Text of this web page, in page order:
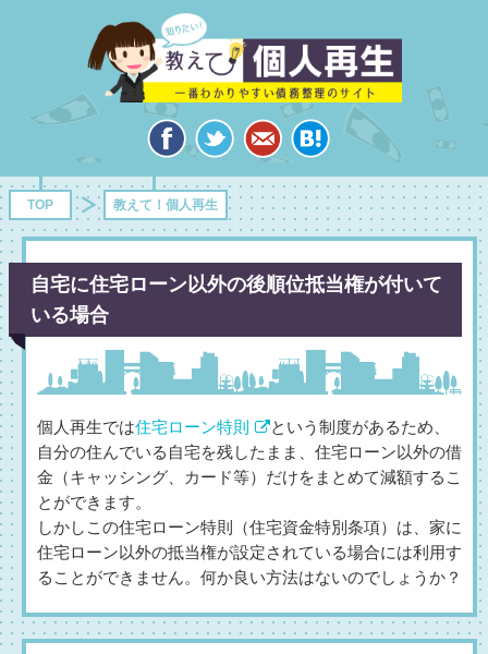
TOP 教えて！個人再生
自宅に住宅ローン以外の後順位抵当権が付いて
いる場合
個人再生では住宅ローン特則
という制度があるため、
自分の住んでいる自宅を残したまま、住宅ローン以外の借
金（キャッシング、カード等）だけをまとめて減額するこ
とができます。
しかしこの住宅ローン特則（住宅資金特別条項）は、家に
住宅ローン以外の抵当権が設定されている場合には利用す
ることができません。何か良い方法はないのでしょうか？